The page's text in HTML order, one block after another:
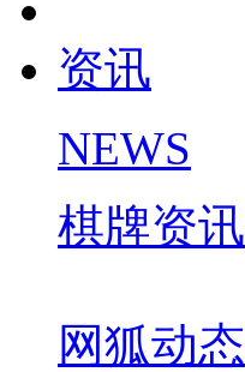
资讯
NEWS
棋牌资讯
网狐动态